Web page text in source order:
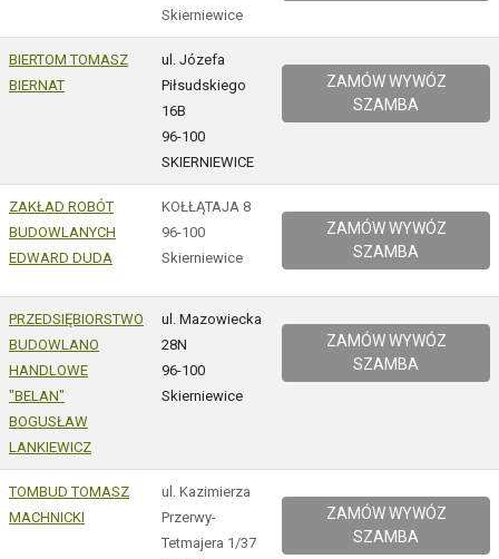
Skierniewice
BIERTOM TOMASZ
BIERNAT
ul. Józefa
Piłsudskiego
16B
96-100
SKIERNIEWICE
ZAMÓW WYWÓZ
SZAMBA
ZAKŁAD ROBÓT
BUDOWLANYCH
EDWARD DUDA
KOŁŁĄTAJA 8
96-100
Skierniewice
ZAMÓW WYWÓZ
SZAMBA
PRZEDSIĘBIORSTWO
BUDOWLANO
HANDLOWE
"BELAN"
BOGUSŁAW
LANKIEWICZ
ul. Mazowiecka
28N
96-100
Skierniewice
ZAMÓW WYWÓZ
SZAMBA
TOMBUD TOMASZ
MACHNICKI
ul. Kazimierza
Przerwy-
Tetmajera 1/37
ZAMÓW WYWÓZ
SZAMBA